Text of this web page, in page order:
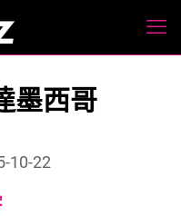
墨西哥
10-22
Increase